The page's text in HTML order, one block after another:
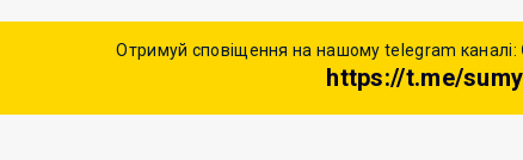
Отримуй сповіщення на нашому telegram каналі:
https://t.me/